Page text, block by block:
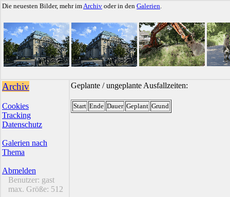
Die neuesten Bilder, mehr imArchiv oder in den Galerien.
Archiv
Cookies
Tracking
Datenschutz
Galerien nach
Thema
Abmelden
Benutzer: gast
max. Größe: 512
Geplante / ungeplante Ausfallzeiten:
Start Ende Dauer Geplant Grund